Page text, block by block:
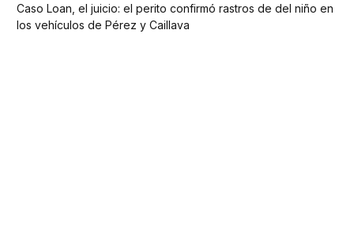
Caso Loan, el juicio: el perito confirmó rastros de del niño en
los vehículos de Pérez y Caillava